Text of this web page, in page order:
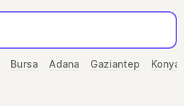
Bursa Adana Gaziantep Konya